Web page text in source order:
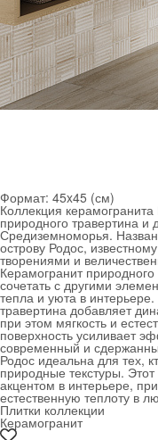
Формат: 45x45 (см)
Коллекция
природного травертина и
Средиземноморья.
острову Родос,
творениями и
Керамогранит природного
сочетать с другими
тепла и уюта в
травертина добавляет
при этом мягкость и
поверхность усиливает
современный и
Родос идеальна для тех,
природные текстуры.
акцентом в интерьере,
естественную теплоту в
Плитки коллекции
Керамогранит